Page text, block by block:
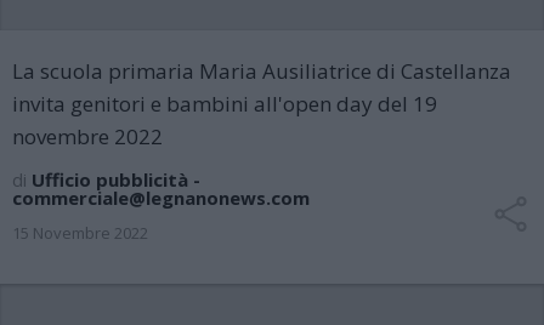
La scuola primaria Maria Ausiliatrice di Castellanza
invita genitori e bambini all'open day del 19
novembre 2022
di Ufficio pubblicità -
commerciale@legnanonews.com
15 Novembre 2022